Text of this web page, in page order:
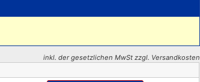
inkl. der gesetzlichen MwSt zzgl. Versandkosten